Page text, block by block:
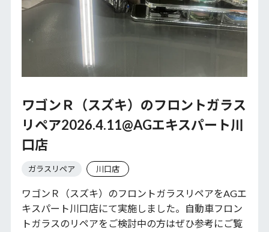
ワゴンＲ（スズキ）のフロントガラス
リペア2026.4.11@AGエキスパート川
口店
ガラスリペア 川口店
ワゴンＲ（スズキ）のフロントガラスリペアをAGエ
キスパート川口店にて実施しました。自動車フロン
トガラスのリペアをご検討中の方はぜひ参考にご覧